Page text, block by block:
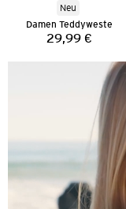
Neu
Damen Teddyweste
Preis:
29,99 €